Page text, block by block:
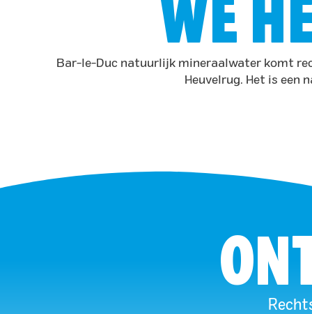
WE
Bar-le-Duc natuurlijk mineraalwater komt
Heuvelrug. Het is een